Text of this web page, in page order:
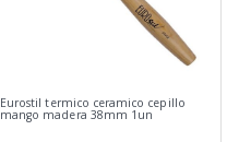
Eurostil termico ceramico cepillo
mango madera 38mm 1un